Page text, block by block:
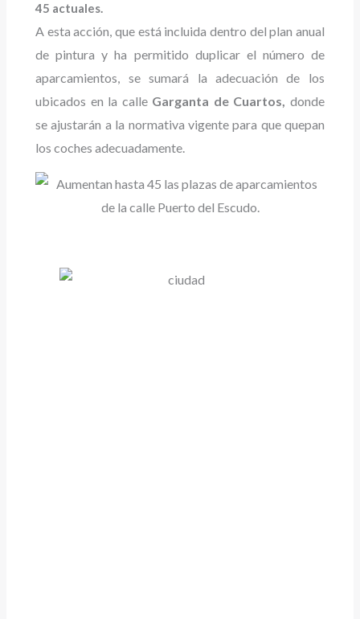
45 actuales.
A esta acción, que está incluida dentro del plan anual
de pintura y ha permitido duplicar el número de
aparcamientos, se sumará la adecuación de los
ubicados en la calle Garganta de Cuartos, donde
se ajustarán a la normativa vigente para que quepan
los coches adecuadamente.